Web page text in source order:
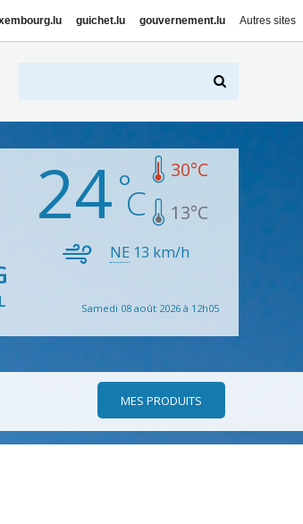
guichet.lu gouvernement.lu Autres sites
24 30°C
13°C
NE 13 km/h
Samedi 08 août 2026 à 12h05
MES PRODUITS